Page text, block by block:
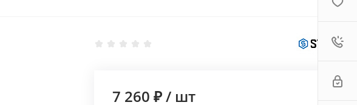
7 260 ₽/ шт